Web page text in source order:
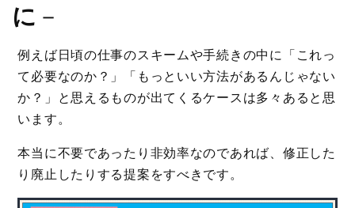
に －
例えば日頃の仕事のスキームや手続きの中に「これっ
て必要なのか？」「もっといい方法があるんじゃない
か？」と思えるものが出てくるケースは多々あると思
います。
本当に不要であったり非効率なのであれば、修正した
り廃止したりする提案をすべきです。